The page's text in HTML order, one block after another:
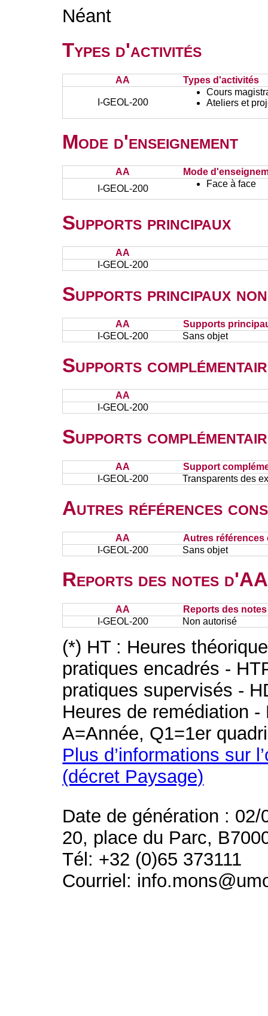
Néant
Types d'activités
AA Types d'activités
I-GEOL-200
Cours
Ateliers et
Mode d'enseignement
AA
Mode
I-GEOL-200
Face à face
Supports principaux
AA
I-GEOL-200
Supports principaux
AA
Supports
I-GEOL-200
Sans objet
Supports
AA
I-GEOL-200
Supports
AA
Support
I-GEOL-200
Transparents des
Autres références
AA
Autres références
I-GEOL-200
Sans objet
Reports des notes
AA
Reports des
I-GEOL-200
Non autorisé
(*) HT : Heures
pratiques encadrés -
pratiques supervisés -
Heures de remédiation
A=Année, Q1=1er
Plus d’informations sur
(décret Paysage)
Date de génération : 02/
20, place du Parc,
Tél: +32 (0)65 373111
Courriel: